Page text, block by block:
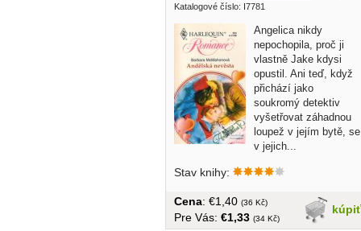
Katalogové číslo: I7781
Angelica nikdy
nepochopila, proč ji
vlastně Jake kdysi
opustil. Ani teď, když
přichází jako
soukromý detektiv
vyšetřovat záhadnou
loupež v jejím bytě, se
v jejich...
Stav knihy:
kúpiť
Cena: €1,40 (36 Kč)
Pre Vás: €1,33 (34 Kč)